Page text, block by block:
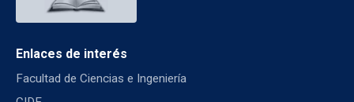
Enlaces de interés
Facultad de Ciencias e Ingeniería